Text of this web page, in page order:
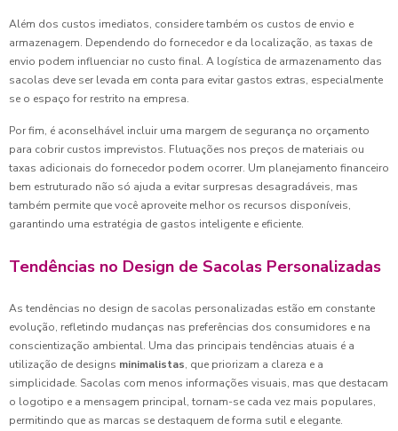
Além dos custos imediatos, considere também os custos de envio e
armazenagem. Dependendo do fornecedor e da localização, as taxas de
envio podem influenciar no custo final. A logística de armazenamento das
sacolas deve ser levada em conta para evitar gastos extras, especialmente
se o espaço for restrito na empresa.
Por fim, é aconselhável incluir uma margem de segurança no orçamento
para cobrir custos imprevistos. Flutuações nos preços de materiais ou
taxas adicionais do fornecedor podem ocorrer. Um planejamento financeiro
bem estruturado não só ajuda a evitar surpresas desagradáveis, mas
também permite que você aproveite melhor os recursos disponíveis,
garantindo uma estratégia de gastos inteligente e eficiente.
Tendências no Design de Sacolas Personalizadas
As tendências no design de sacolas personalizadas estão em constante
evolução, refletindo mudanças nas preferências dos consumidores e na
conscientização ambiental. Uma das principais tendências atuais é a
utilização de designs minimalistas, que priorizam a clareza e a
simplicidade. Sacolas com menos informações visuais, mas que destacam
o logotipo e a mensagem principal, tornam-se cada vez mais populares,
permitindo que as marcas se destaquem de forma sutil e elegante.